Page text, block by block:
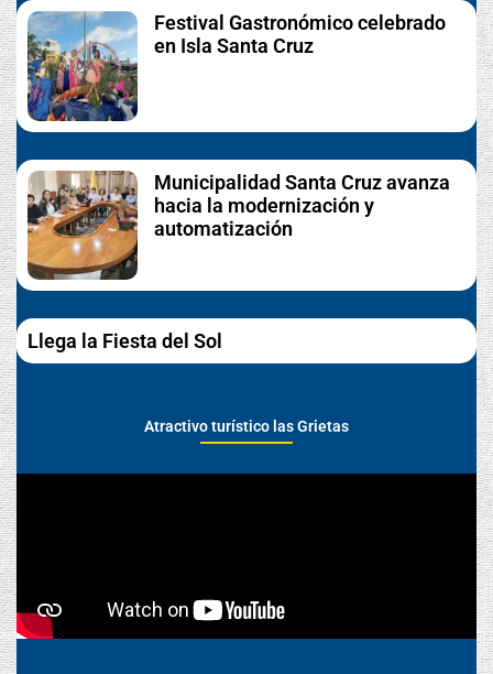
Festival Gastronómico celebrado
en Isla Santa Cruz
Municipalidad Santa Cruz avanza
hacia la modernización y
automatización
Llega la Fiesta del Sol
Atractivo turístico las Grietas